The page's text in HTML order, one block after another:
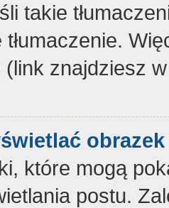
takie
(link znajdziesz
które mogą
postu.